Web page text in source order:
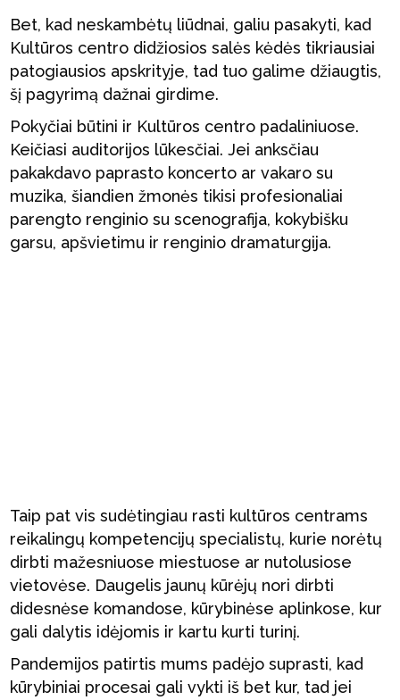
Bet, kad neskambėtų liūdnai, galiu pasakyti, kad
Kultūros centro didžiosios salės kėdės tikriausiai
patogiausios apskrityje, tad tuo galime džiaugtis,
šį pagyrimą dažnai girdime.
Pokyčiai būtini ir Kultūros centro padaliniuose.
Keičiasi auditorijos lūkesčiai. Jei anksčiau
pakakdavo paprasto koncerto ar vakaro su
muzika, šiandien žmonės tikisi profesionaliai
parengto renginio su scenografija, kokybišku
garsu, apšvietimu ir renginio dramaturgija.
Taip pat vis sudėtingiau rasti kultūros centrams
reikalingų kompetencijų specialistų, kurie norėtų
dirbti mažesniuose miestuose ar nutolusiose
vietovėse. Daugelis jaunų kūrėjų nori dirbti
didesnėse komandose, kūrybinėse aplinkose, kur
gali dalytis idėjomis ir kartu kurti turinį.
Pandemijos patirtis mums padėjo suprasti, kad
kūrybiniai procesai gali vykti iš bet kur, tad jei